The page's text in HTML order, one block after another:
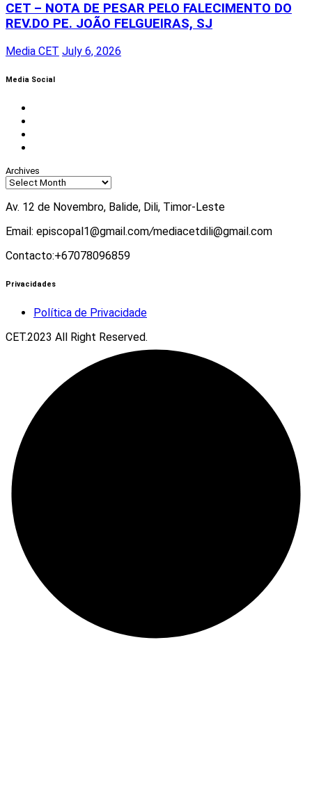
CET – NOTA DE PESAR PELO FALECIMENTO DO
REV.DO PE. JOÃO FELGUEIRAS, SJ
Media CET July 6, 2026
Media Social
Archives
Av. 12 de Novembro, Balide, Dili, Timor-Leste
Email: episcopal1@gmail.com/mediacetdili@gmail.com
Contacto:+67078096859
Privacidades
Política de Privacidade
CET.2023 All Right Reserved.